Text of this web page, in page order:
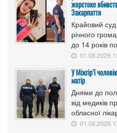
жорстоке
Закарпаття
Крайовий
річного
до 14 років
01.08.2026
У Міжгір’ї
матір
Днями до
від медиків
обласної
01.08.2026